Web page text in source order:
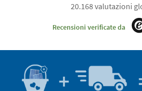
20.168 valutazioni
Recensioni verificate da